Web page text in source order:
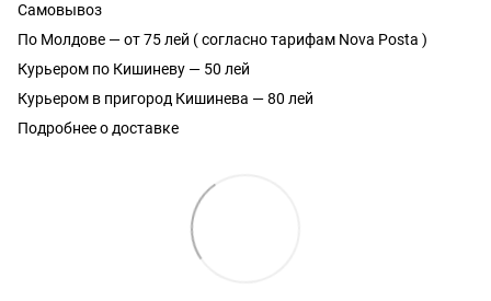
Самовывоз
По Молдове — от 75 лей ( согласно тарифам Nova Posta )
Курьером по Кишиневу — 50 лей
Курьером в пригород Кишинева — 80 лей
Подробнее о доставке